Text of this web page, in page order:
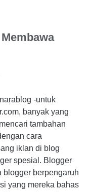
-untuk
banyak yang
tambahan
cara
iklan di blog
spesial. Blogger
blogger berpengaruh
yang mereka bahas